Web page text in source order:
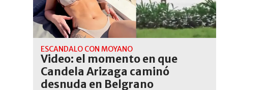
La Cámara Federal le concedió el beneficio tras más de 200 días detenido.
ESCÁNDALO CON MOYANO
Video: el momento en que
Candela Arizaga caminó
desnuda en Belgrano